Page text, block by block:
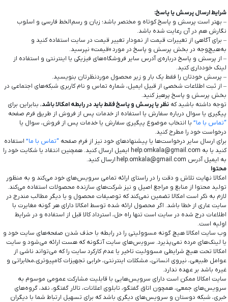
شرایط ارسال پرسش یا پاسخ:
– بهتر است پرسش و پاسخ کوتاه و مختصر باشد؛ زبان و رسم‌الخط فارسی و اسلوب
نگارش هم در آن رعایت شده باشد.
– برای آگاهی از تغییرات قیمت از نمودار تغییر قیمت در سایت استفاده کنید و
به‌هیچ‌وجه در بخش پرسش و پاسخ در مورد «قیمت» نپرسید.
– از پرسش و پاسخ درباره‌ی آدرس سایر فروشگاه‌های فیزیکی یا اینترنتی و استفاده از
لینک خودداری کنید.
– پرسش خودتان را فقط یک بار و زیر محصول موردنظرتان بنویسید.
– از ثبت اطلاعات شخصی از قبیل ایمیل، شماره تماس و نام کاربری شبکه‌های اجتماعی در
بخش پرسش و پاسخ پرهیز کنید.
توجه داشته باشید که نظر یا پرسش و پاسخ فقط باید در رابطه امکالا باشد، بنابراین برای
پیگیری یا سوال درباره سفارش یا استفاده از خدمات پس از فروش از طریق فرم صفحه
“تماس با ما” با انتخاب موضوع پیگیری سفارش یا خدمات پس از فروش، سوال یا
درخواست خود را مطرح کنید.
برای ارسال سایر درخواست‌ها یا پیشنهادهای خود نیز از فرم صفحه “تماس با ما” استفاده
کنید یا به help.omkala@gmail.com ایمیل ارسال کنید. همچنین انتقاد یا شکایت خود را
به ایمیل آدرس help.omkala@gmail.com ارسال کنید.
محتوا
امکالا نهایت تلاش و دقت را در راستای ارائه تمامی سرویس‌‏های خود می‏‌کند و به منظور
تولید محتوا از منابع و مراجع اصیل و نیز شرکت‏‌های سازنده محصولات استفاده می‏‌کند.
لازم به ذکر است امکالا تضمین نمی‏‌کند که توصیفات محصول و یا دیگر مطالب مندرج در
سایت عاری از خطا باشد. اگر محصول ارائه شده توسط امکالا دارای هر گونه مغایرت با
اطلاعات درج شده در سایت است تنها راه حل، استرداد کالا قبل از استفاده و در شرایط
اولیه است.
وب ‏‌سایت امکالا هیچ گونه مسوولیتی را در رابطه با حذف شدن صفحه‏‌های سایت خود و
یا لینک‏‌های مرده نمی‌‏پذیرد. سروﻳس‌‏های سایت آن‏گونه که هست ارائه می‏‌شود و سایت
امکالا تحت هیچ شرایطی مسوولیت تاخیر یا عدم کارکرد سایت را که می‌تواند ناشى از
عوامل طبیعى، نیروى انسانی، مشکلات اینترنتى، خرابی تجهیزات کامپیوترى،مخابراتى و
غیره باشد بر عهده ندارد.
سایت امکالا ممکن است دارای سرویس‌‏هایی با قابلیت مشارکت عمومی موسوم به
سرویس‌‏های جمعی، همچون اتاق گفتگو، تابلوی اعلانات، تالار گفتگو، نقد، گروه‌‏های
خبری، شبکه دوستان و سرویس‏‌های دیگری باشد که برای تسهیل ارتباط شما با دیگران